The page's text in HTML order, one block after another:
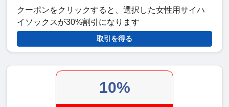
クーポンをクリックすると、選択した女性用サイハ
イソックスが30%割引になります
取引を得る
10%